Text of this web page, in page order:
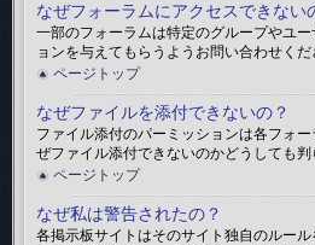
なぜフォーラムにアクセスできない
一部のフォーラムは特定のグループやユ
ョンを与えてもらうようお問い合わせくだ
ページトップ
なぜファイルを添付できないの？
ファイル添付のパーミッションは各フォ
ぜファイル添付できないのかどうしても
ページトップ
なぜ私は警告されたの？
各掲示板サイトはそのサイト独自のルー